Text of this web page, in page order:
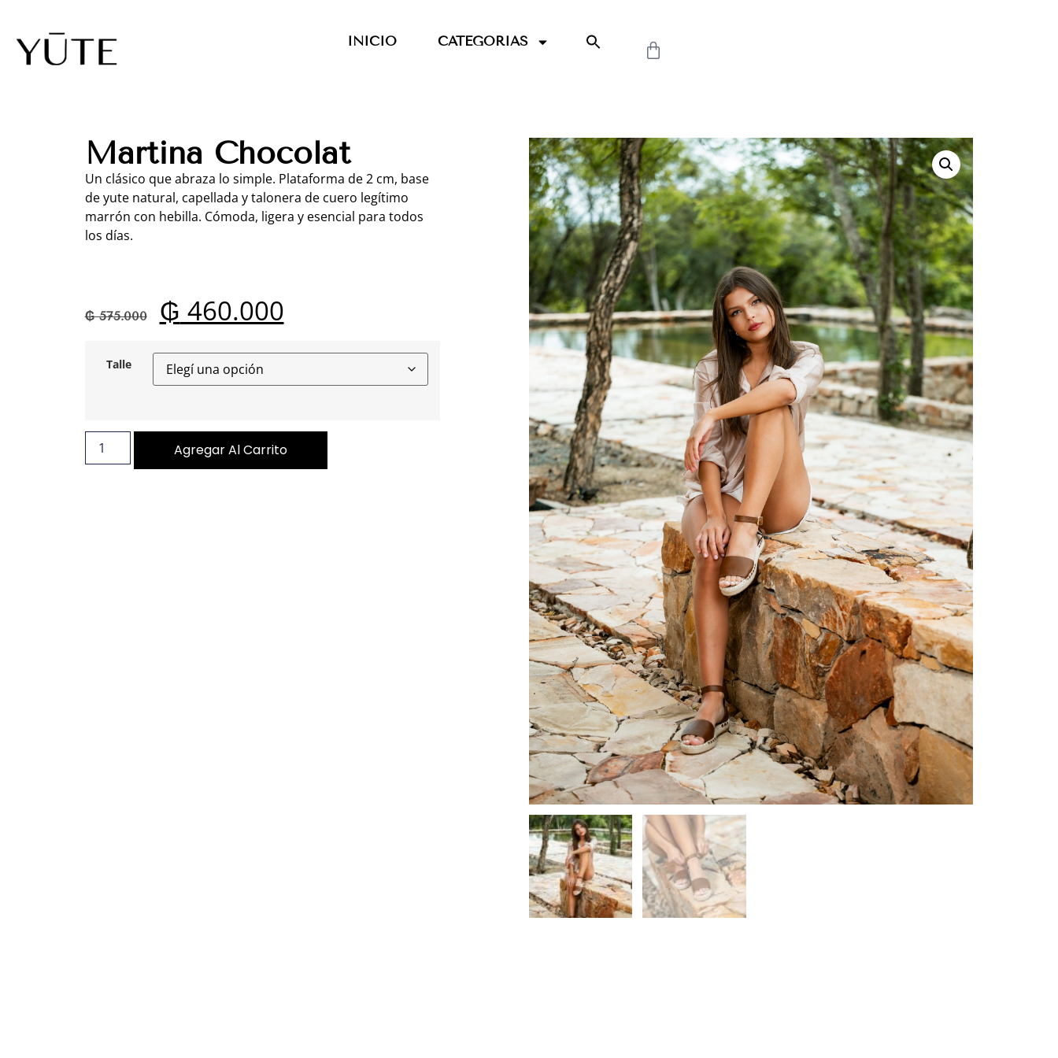
INICIO CATEGORIAS
Martina Chocolat
Un clásico que abraza lo simple. Plataforma de 2 cm, base
de yute natural, capellada y talonera de cuero legítimo
marrón con hebilla. Cómoda, ligera y esencial para todos
los días.
₲575.000 ₲ 460.000
Talle
Agregar Al Carrito